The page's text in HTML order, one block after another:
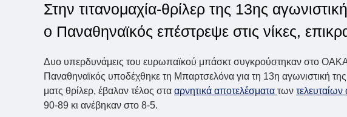
Στην τιτανομαχία-θρίλερ της 13ης
ο Παναθηναϊκός επέστρεψε στις νίκες,
Δυο υπερδυνάμεις του ευρωπαϊκού μπάσκτ συγκρούστηκαν στο ΟΑΚΑ
Παναθηναϊκός υποδέχθηκε τη Μπαρτσελόνα για τη 13η αγωνιστική
ματς θρίλερ, έβαλαν τέλος στα αρνητικά αποτελέσματα των
90-89 κι ανέβηκαν στο 8-5.